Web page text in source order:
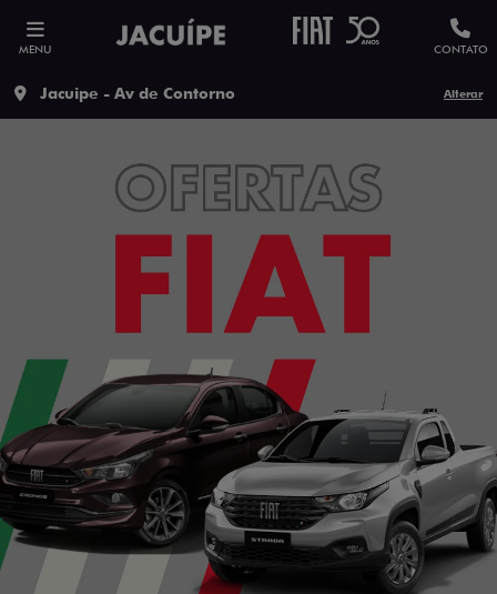
MENU CONTATO
Jacuipe - Av de Contorno Alterar